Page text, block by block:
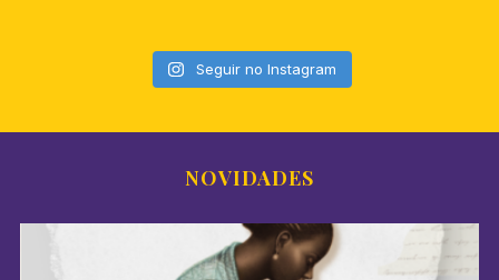
Seguir no Instagram
NOVIDADES